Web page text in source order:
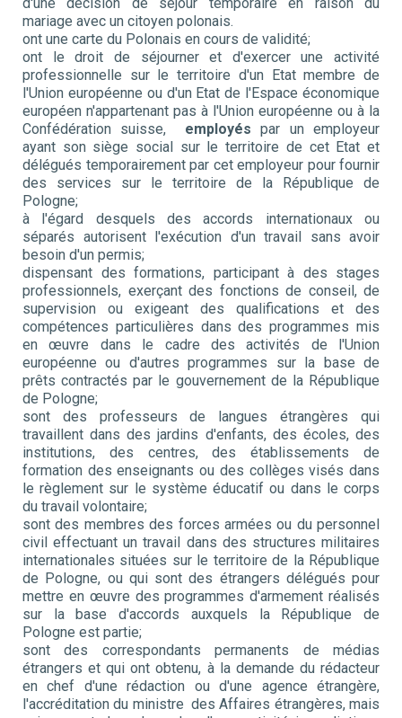
mariage avec un citoyen polonais.
ont une carte du Polonais en cours de validité;
ont le droit de séjourner et d'exercer une activité
professionnelle sur le territoire d'un Etat membre de
l'Union européenne ou d'un Etat de l'Espace économique
européen n'appartenant pas à l'Union européenne ou à la
Confédération suisse, employés par un employeur
ayant son siège social sur le territoire de cet Etat et
délégués temporairement par cet employeur pour fournir
des services sur le territoire de la République de
Pologne;
à l'égard desquels des accords internationaux ou
séparés autorisent l'exécution d'un travail sans avoir
besoin d'un permis;
dispensant des formations, participant à des stages
professionnels, exerçant des fonctions de conseil, de
supervision ou exigeant des qualifications et des
compétences particulières dans des programmes mis
en œuvre dans le cadre des activités de l'Union
européenne ou d'autres programmes sur la base de
prêts contractés par le gouvernement de la République
de Pologne;
sont des professeurs de langues étrangères qui
travaillent dans des jardins d'enfants, des écoles, des
institutions, des centres, des établissements de
formation des enseignants ou des collèges visés dans
le règlement sur le système éducatif ou dans le corps
du travail volontaire;
sont des membres des forces armées ou du personnel
civil effectuant un travail dans des structures militaires
internationales situées sur le territoire de la République
de Pologne, ou qui sont des étrangers délégués pour
mettre en œuvre des programmes d'armement réalisés
sur la base d'accords auxquels la République de
Pologne est partie;
sont des correspondants permanents de médias
étrangers et qui ont obtenu, à la demande du rédacteur
en chef d'une rédaction ou d'une agence étrangère,
l'accréditation du ministre des Affaires étrangères, mais